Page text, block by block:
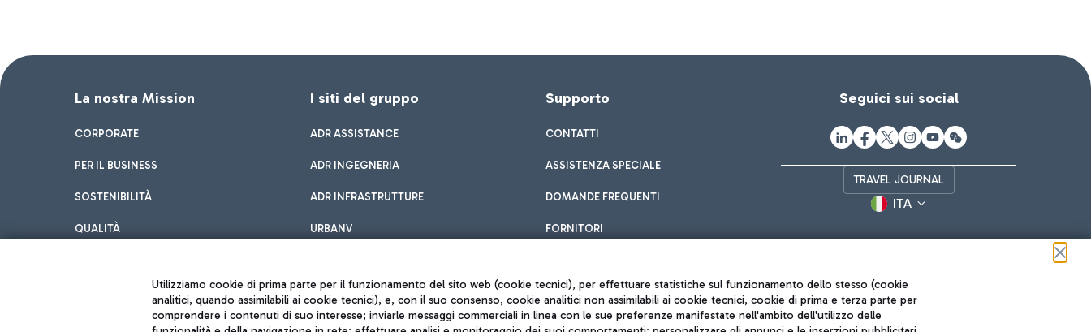
La nostra Mission
CORPORATE
PER IL BUSINESS
SOSTENIBILITÀ
QUALITÀ
I siti del gruppo
ADR ASSISTANCE
ADR INGEGNERIA
ADR INFRASTRUTTURE
URBANV
Supporto
CONTATTI
ASSISTENZA SPECIALE
DOMANDE FREQUENTI
FORNITORI
Seguici sui social
TRAVEL JOURNAL
ITA
Utilizziamo cookie di prima parte per il funzionamento del sito web (cookie tecnici), per effettuare statistiche sul funzionamento dello stesso (cookie
analitici, quando assimilabili ai cookie tecnici), e, con il suo consenso, cookie analitici non assimilabili ai cookie tecnici, cookie di prima e terza parte per
comprendere i contenuti di suo interesse; inviarle messaggi commerciali in linea con le sue preferenze manifestate nell'ambito dell'utilizzo delle